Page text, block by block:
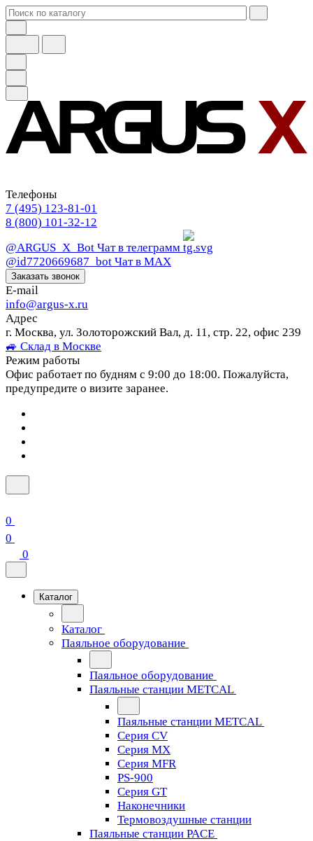
Телефоны
7 (495) 123-81-01
8 (800) 101-32-12
@ARGUS_X_Bot Чат в телеграмм
@id7720669687_bot Чат в МАХ
Заказать звонок
E-mail
info@argus-x.ru
Адрес
г. Москва, ул. Золоторожский Вал, д. 11, стр. 22, офис 239
🚙 Склад в Москве
Режим работы
Офис работает по будням с 9:00 до 18:00. Пожалуйста,
предупредите о визите заранее.
0
0
0
Каталог
Каталог
Паяльное оборудование
Паяльное оборудование
Паяльные станции METCAL
Паяльные станции METCAL
Серия CV
Серия MX
Серия MFR
PS-900
Серия GT
Наконечники
Термовоздушные станции
Паяльные станции PACE